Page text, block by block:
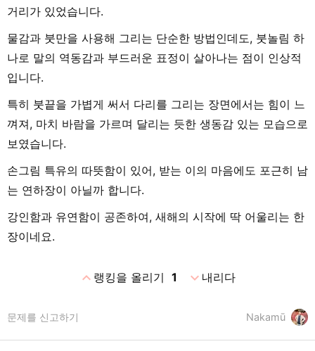
거리가 있었습니다.
물감과 붓만을 사용해 그리는 단순한 방법인데도, 붓놀림 하
나로 말의 역동감과 부드러운 표정이 살아나는 점이 인상적
입니다.
특히 붓끝을 가볍게 써서 다리를 그리는 장면에서는 힘이 느
껴져, 마치 바람을 가르며 달리는 듯한 생동감 있는 모습으로
보였습니다.
손그림 특유의 따뜻함이 있어, 받는 이의 마음에도 포근히 남
는 연하장이 아닐까 합니다.
강인함과 유연함이 공존하여, 새해의 시작에 딱 어울리는 한
장이네요.
expand_less랭킹을 올리기 1 expand_more내리다
Nakamū
문제를 신고하기